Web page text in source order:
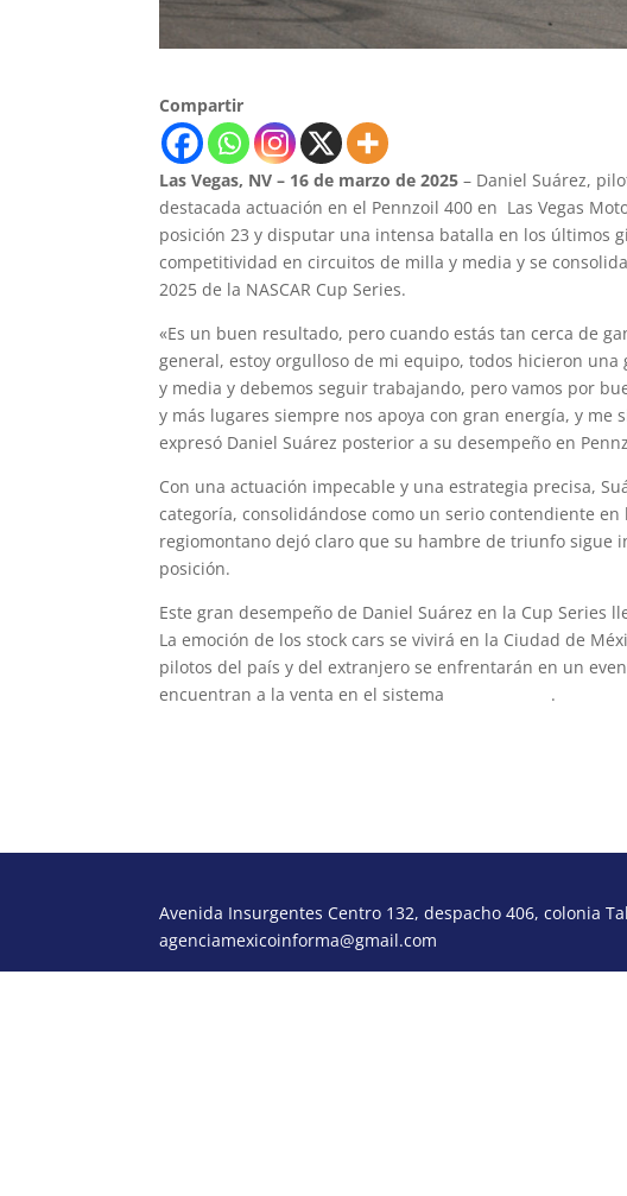
Compartir
Las Vegas, NV – 16 de marzo de 2025– Daniel Suárez,
destacada actuación en el Pennzoil 400 en Las Vegas
posición 23 y disputar una intensa batalla en los últimos
competitividad en circuitos de milla y media y se
2025 de la NASCAR Cup Series.
«Es un buen resultado, pero cuando estás tan cerca de
general, estoy orgulloso de mi equipo, todos hicieron
y media y debemos seguir trabajando, pero vamos por
y más lugares siempre nos apoya con gran energía, y
expresó Daniel Suárez posterior a su desempeño en
Con una actuación impecable y una estrategia precisa,
categoría, consolidándose como un serio contendiente
regiomontano dejó claro que su hambre de triunfo sigue
posición.
Este gran desempeño de Daniel Suárez en la Cup Series
La emoción de los stock cars se vivirá en la Ciudad de
pilotos del país y del extranjero se enfrentarán en un
encuentran a la venta en el sistema
.
Avenida Insurgentes Centro 132, despacho 406, colonia
agenciamexicoinforma@gmail.com